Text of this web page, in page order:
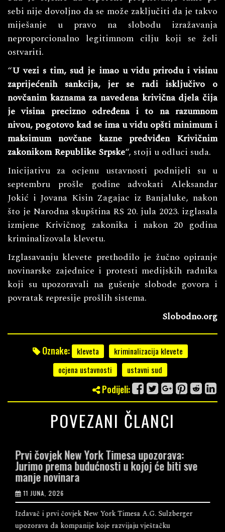
sebi nije dovoljno da se može zaključiti da je takvo
miješanje u pravo na slobodu izražavanja
neproporcionalno legitimnom cilju koji se želi
ostvariti.
“U vezi s tim, sud je imao u vidu prirodu i visinu
zaprijećenih sankcija, jer se radi isključivo o
novčanim kaznama za navedena krivična djela čija
je visina precizno određena i to na razumnom
nivou, pogotovo kad se ima u vidu opšti minimum i
maksimum novčane kazne predviđen Кrivičnim
zakonikom Republike Srpske“, stoji u odluci suda.
Inicijativu za ocjenu ustavnosti podnijeli su u
septembru prošle godine advokati Aleksandar
Jokić i Jovana Kisin Zagajac iz Banjaluke, nakon
što je Narodna skupština RS 20. jula 2023. izglasala
izmjene Krivičnog zakonika i nakon 20 godina
kriminalizovala klevetu.
Izglasavanju klevete prethodilo je žučno opiranje
novinarske zajednice i protesti medijskih radnika
koji su upozoravali na gušenje slobode govora i
povratak represije prošlih sistema.
Slobodno.org
Oznake: kleveta
kriminalizacija klevete
ocjena ustavnosti
ustavni sud
Podijeli:
POVEZANI ČLANCI
Prvi čovjek New York Timesa upozorava:
Jurimo prema budućnosti u kojoj će biti sve
manje novinara
11 JUNA, 2026
Izdavač i prvi čovjek New York Timesa A.G. Sulzberger
upozorava da kompanije koje razvijaju vještačku